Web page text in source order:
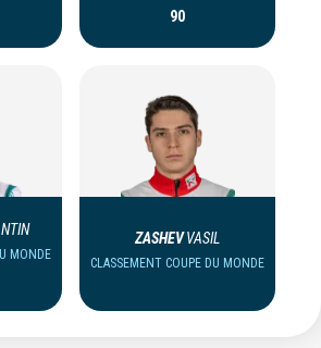
90
MONDE
ZASHEVVASIL
CLASSEMENT COUPE DU MONDE